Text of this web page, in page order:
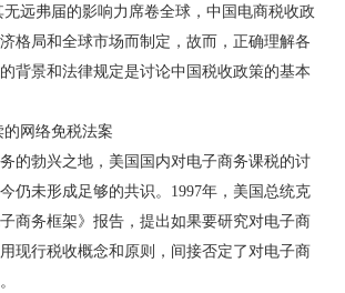
弗届的影响力席卷全球，中国电商税收政
格局和全球市场而制定，故而，正确理解各
背景和法律规定是讨论中国税收政策的基本
网络免税法案
勃兴之地，美国国内对电子商务课税的讨
仍未形成足够的共识。1997年，美国总统克
商务框架》报告，提出如果要研究对电子商
现行税收概念和原则，间接否定了对电子商